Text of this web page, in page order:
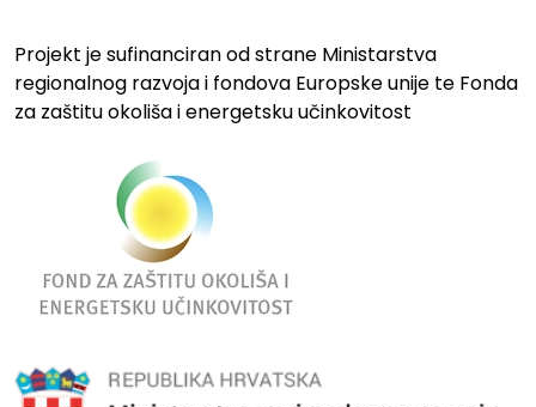
Projekt je sufinanciran od strane Ministarstva
regionalnog razvoja i fondova Europske unije te Fonda
za zaštitu okoliša i energetsku učinkovitost